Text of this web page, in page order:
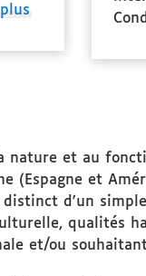
nature et au
(Espagne et
d'un
qualités
et/ou